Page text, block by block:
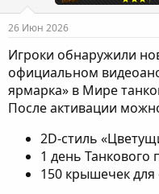
:
26 Июн 2026
Игроки обнаружили
официальном
ярмарка» в Мире
После активации
2D-стиль
1 день Танкового
150 крышечек